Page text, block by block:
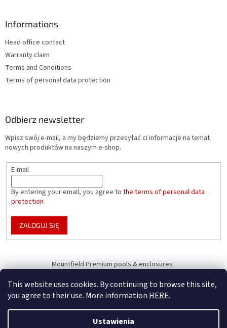
This website uses cookies. By continuing to browse this site,
you agree to their use. More information HERE.
Ustawienia
Informations
Head office contact
Warranty claim
Terms and Conditions
Terms of personal data protection
Odbierz newsletter
Wpisz swój e-mail, a my będziemy przesyłać ci informacje na temat
nowych produktów na naszym e-shop.
E-mail
By entering your email, you agree to the terms of personal data
protection
ZALOGUJ SIĘ
Mountfield Premium pools & enclosures
Opracował Shoptet